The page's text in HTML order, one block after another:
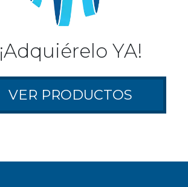
¡Adquiérelo YA!
VER PRODUCTOS